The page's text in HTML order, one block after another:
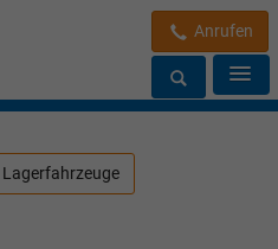
Anrufen
Lagerfahrzeuge